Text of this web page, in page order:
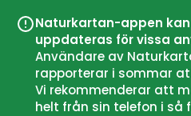
Naturkartan-appen
uppdateras för vissa
Användare av
rapporterar i sommar
Vi rekommenderar att
helt från sin telefon i så